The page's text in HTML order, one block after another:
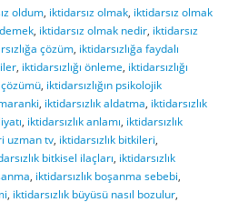
oldum iktidarsız olmak iktidarsız olmak
iktidarsız olmak nedir iktidarsız
çözüm iktidarsızlığa faydalı
iktidarsızlığı önleme iktidarsızlığı
çözümü iktidarsızlığın psikolojik
iktidarsızlık aldatma iktidarsızlık
iktidarsızlık anlamı iktidarsızlık
uzman tv iktidarsızlık bitkileri
bitkisel ilaçları iktidarsızlık
iktidarsızlık boşanma sebebi
iktidarsızlık büyüsü nasıl bozulur